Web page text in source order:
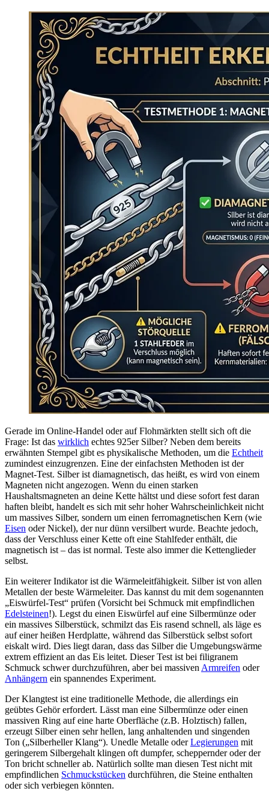
Gerade im Online-Handel oder auf Flohmärkten stellt sich oft die
Frage: Ist das wirklich echtes 925er Silber? Neben dem bereits
erwähnten Stempel gibt es physikalische Methoden, um die Echtheit
zumindest einzugrenzen. Eine der einfachsten Methoden ist der
Magnet-Test. Silber ist diamagnetisch, das heißt, es wird von einem
Magneten nicht angezogen. Wenn du einen starken
Haushaltsmagneten an deine Kette hältst und diese sofort fest daran
haften bleibt, handelt es sich mit sehr hoher Wahrscheinlichkeit nicht
um massives Silber, sondern um einen ferromagnetischen Kern (wie
Eisen oder Nickel), der nur dünn versilbert wurde. Beachte jedoch,
dass der Verschluss einer Kette oft eine Stahlfeder enthält, die
magnetisch ist – das ist normal. Teste also immer die Kettenglieder
selbst.
Ein weiterer Indikator ist die Wärmeleitfähigkeit. Silber ist von allen
Metallen der beste Wärmeleiter. Das kannst du mit dem sogenannten
„Eiswürfel-Test“ prüfen (Vorsicht bei Schmuck mit empfindlichen
Edelsteinen!). Legst du einen Eiswürfel auf eine Silbermünze oder
ein massives Silberstück, schmilzt das Eis rasend schnell, als läge es
auf einer heißen Herdplatte, während das Silberstück selbst sofort
eiskalt wird. Dies liegt daran, dass das Silber die Umgebungswärme
extrem effizient an das Eis leitet. Dieser Test ist bei filigranem
Schmuck schwer durchzuführen, aber bei massiven Armreifen oder
Anhängern ein spannendes Experiment.
Der Klangtest ist eine traditionelle Methode, die allerdings ein
geübtes Gehör erfordert. Lässt man eine Silbermünze oder einen
massiven Ring auf eine harte Oberfläche (z.B. Holztisch) fallen,
erzeugt Silber einen sehr hellen, lang anhaltenden und singenden
Ton („Silberheller Klang“). Unedle Metalle oderLegierungen mit
geringerem Silbergehalt klingen oft dumpfer, scheppernder oder der
Ton bricht schneller ab. Natürlich sollte man diesen Test nicht mit
empfindlichen Schmuckstücken durchführen, die Steine enthalten
oder sich verbiegen könnten.